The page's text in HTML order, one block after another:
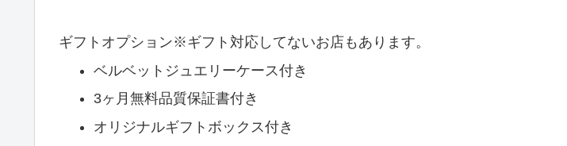
ギフトオプション※ギフト対応してないお店もあります。
ベルベットジュエリーケース付き
3ヶ月無料品質保証書付き
オリジナルギフトボックス付き